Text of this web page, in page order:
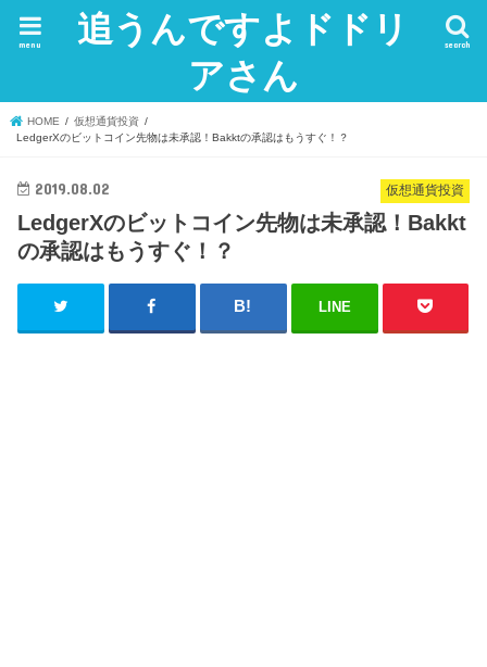
追うんですよドドリ
アさん
search
menu
HOME
仮想通貨投資
LedgerXのビットコイン先物は未承認！Bakktの承認はもうすぐ！？
仮想通貨投資
2019.08.02
LedgerXのビットコイン先物は未承認！Bakkt
の承認はもうすぐ！？
LINE